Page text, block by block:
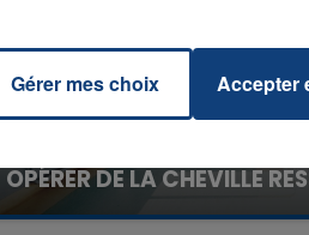
20 juillet 2026
OPÉRER DE LA CHEVILLE
La famille a porté plainte
Gérer mes choix Accepter